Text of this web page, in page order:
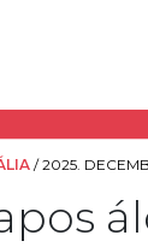
/2025.